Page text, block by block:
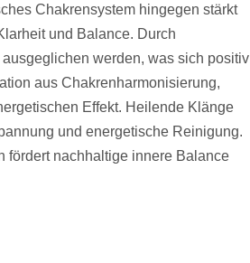
Chakrensystem hingegen stärkt
und Balance. Durch
werden, was sich positiv
aus Chakrenharmonisierung,
Effekt. Heilende Klänge
und energetische Reinigung.
fördert nachhaltige innere Balance